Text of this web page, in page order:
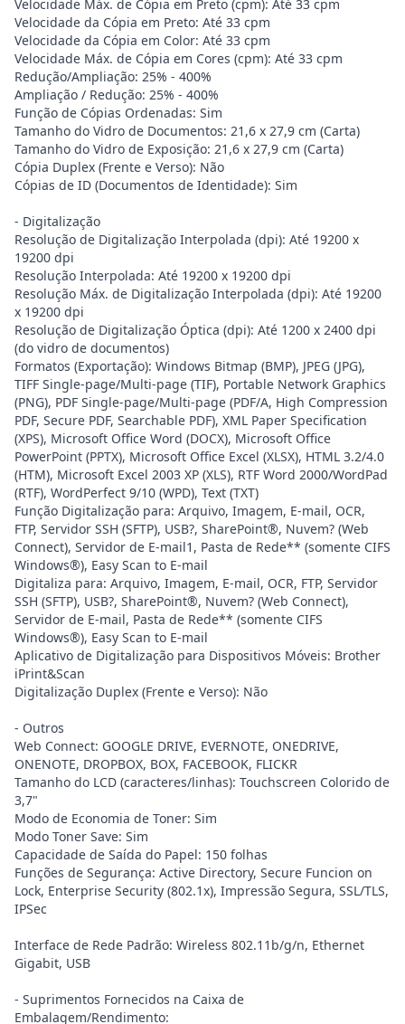
Velocidade Máx. de Cópia em Preto (cpm): Até 33 cpm
Velocidade da Cópia em Preto: Até 33 cpm
Velocidade da Cópia em Color: Até 33 cpm
Velocidade Máx. de Cópia em Cores (cpm): Até 33 cpm
Redução/Ampliação: 25% - 400%
Ampliação / Redução: 25% - 400%
Função de Cópias Ordenadas: Sim
Tamanho do Vidro de Documentos: 21,6 x 27,9 cm (Carta)
Tamanho do Vidro de Exposição: 21,6 x 27,9 cm (Carta)
Cópia Duplex (Frente e Verso): Não
Cópias de ID (Documentos de Identidade): Sim
- Digitalização
Resolução de Digitalização Interpolada (dpi): Até 19200 x
19200 dpi
Resolução Interpolada: Até 19200 x 19200 dpi
Resolução Máx. de Digitalização Interpolada (dpi): Até 19200
x 19200 dpi
Resolução de Digitalização Óptica (dpi): Até 1200 x 2400 dpi
(do vidro de documentos)
Formatos (Exportação): Windows Bitmap (BMP), JPEG (JPG),
TIFF Single-page/Multi-page (TIF), Portable Network Graphics
(PNG), PDF Single-page/Multi-page (PDF/A, High Compression
PDF, Secure PDF, Searchable PDF), XML Paper Specification
(XPS), Microsoft Office Word (DOCX), Microsoft Office
PowerPoint (PPTX), Microsoft Office Excel (XLSX), HTML 3.2/4.0
(HTM), Microsoft Excel 2003 XP (XLS), RTF Word 2000/WordPad
(RTF), WordPerfect 9/10 (WPD), Text (TXT)
Função Digitalização para: Arquivo, Imagem, E-mail, OCR,
FTP, Servidor SSH (SFTP), USB?, SharePoint®, Nuvem? (Web
Connect), Servidor de E-mail1, Pasta de Rede** (somente CIFS
Windows®), Easy Scan to E-mail
Digitaliza para: Arquivo, Imagem, E-mail, OCR, FTP, Servidor
SSH (SFTP), USB?, SharePoint®, Nuvem? (Web Connect),
Servidor de E-mail, Pasta de Rede** (somente CIFS
Windows®), Easy Scan to E-mail
Aplicativo de Digitalização para Dispositivos Móveis: Brother
iPrint&Scan
Digitalização Duplex (Frente e Verso): Não
- Outros
Web Connect: GOOGLE DRIVE, EVERNOTE, ONEDRIVE,
ONENOTE, DROPBOX, BOX, FACEBOOK, FLICKR
Tamanho do LCD (caracteres/linhas): Touchscreen Colorido de
3,7"
Modo de Economia de Toner: Sim
Modo Toner Save: Sim
Capacidade de Saída do Papel: 150 folhas
Funções de Segurança: Active Directory, Secure Funcion on
Lock, Enterprise Security (802.1x), Impressão Segura, SSL/TLS,
IPSec
Interface de Rede Padrão: Wireless 802.11b/g/n, Ethernet
Gigabit, USB
- Suprimentos Fornecidos na Caixa de
Embalagem/Rendimento: